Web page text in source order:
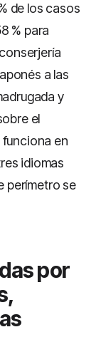
de los casos
% para
a las
y
el
funciona en
idiomas
perímetro se
por